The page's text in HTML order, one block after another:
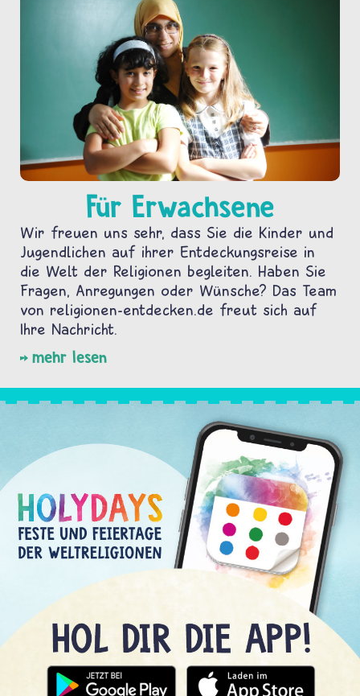
Für Erwachsene
Wir freuen uns sehr, dass Sie die Kinder und
Jugendlichen auf ihrer Entdeckungsreise in
die Welt der Religionen begleiten. Haben Sie
Fragen, Anregungen oder Wünsche? Das Team
von religionen-entdecken.de freut sich auf
Ihre Nachricht.
mehr lesen